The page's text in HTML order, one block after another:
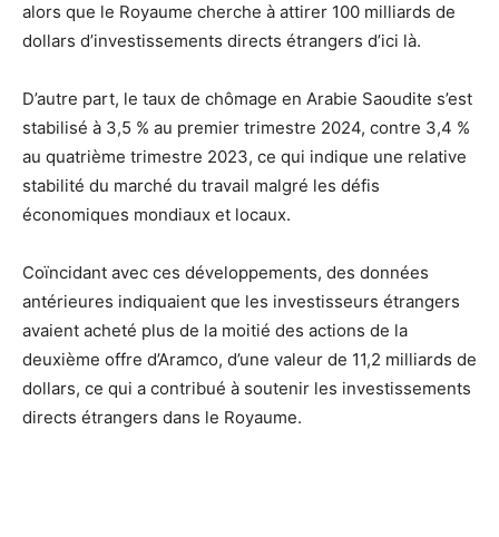
alors que le Royaume cherche à attirer 100 milliards de
dollars d’investissements directs étrangers d’ici là.
D’autre part, le taux de chômage en Arabie Saoudite s’est
stabilisé à 3,5 % au premier trimestre 2024, contre 3,4 %
au quatrième trimestre 2023, ce qui indique une relative
stabilité du marché du travail malgré les défis
économiques mondiaux et locaux.
Coïncidant avec ces développements, des données
antérieures indiquaient que les investisseurs étrangers
avaient acheté plus de la moitié des actions de la
deuxième offre d’Aramco, d’une valeur de 11,2 milliards de
dollars, ce qui a contribué à soutenir les investissements
directs étrangers dans le Royaume.